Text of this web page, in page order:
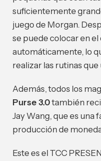
suficientemente
juego de Morgan.
se puede colocar en
automáticamente, lo
realizar las rutinas
Además, todos los
Purse 3.0también
Jay Wang, que es una
producción de
Este es el TCC